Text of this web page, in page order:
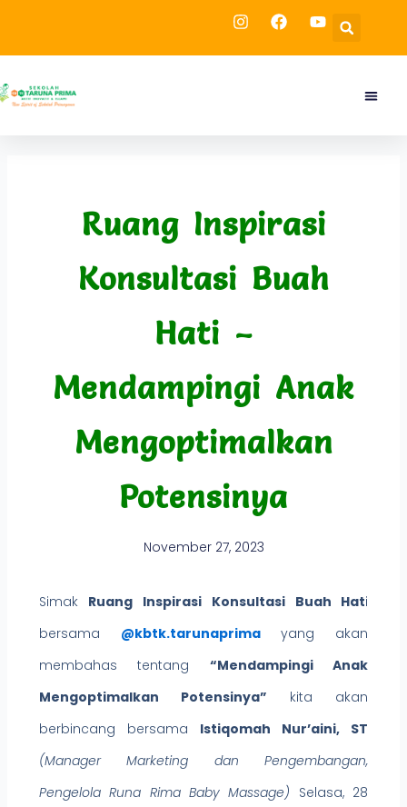
Menu
Ruang Inspirasi
Konsultasi Buah
Hati –
Mendampingi Anak
Mengoptimalkan
Potensinya
November 27, 2023
Simak Ruang Inspirasi Konsultasi Buah Hati
bersama @kbtk.tarunaprimayang akan
membahas tentang “Mendampingi Anak
Mengoptimalkan Potensinya” kita akan
berbincang bersama Istiqomah Nur’aini, ST
(Manager Marketing dan Pengembangan,
Pengelola Runa Rima Baby Massage) Selasa, 28